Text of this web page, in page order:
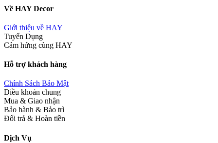
Về HAY Decor
Giới thiệu về HAY
Tuyển Dụng
Cảm hứng cùng HAY
Hỗ trợ khách hàng
Chính Sách Bảo Mật
Điều khoản chung
Mua & Giao nhận
Bảo hành & Bảo trì
Đổi trả & Hoàn tiền
Dịch Vụ